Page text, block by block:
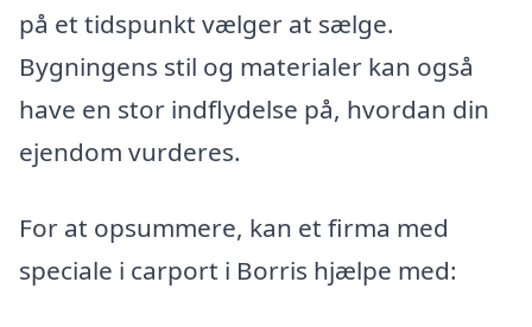
på et tidspunkt vælger at sælge.
Bygningens stil og materialer kan også
have en stor indflydelse på, hvordan din
ejendom vurderes.
For at opsummere, kan et firma med
speciale i carport i Borris hjælpe med: